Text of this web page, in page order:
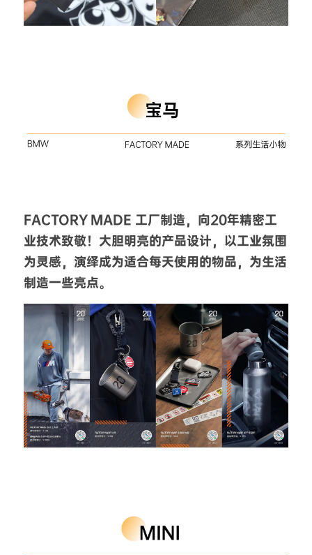
FACTORY MADE 工厂制造，向20年精密工
业技术致敬！大胆明亮的产品设计，以工业氛围
为灵感，演绎成为适合每天使用的物品，为生活
制造一些亮点。